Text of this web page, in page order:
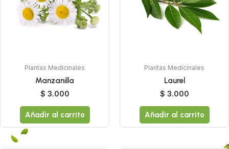
Plantas Medicinales
Manzanilla
$ 3.000
Añadir al carrito
Plantas Medicinales
Laurel
$ 3.000
Añadir al carrito